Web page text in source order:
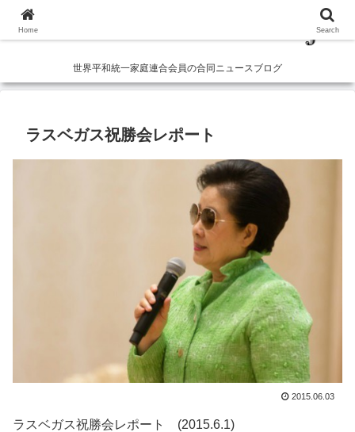
世界平和統一家庭連合会員の合同ニュースブログ
ラスベガス祝勝会レポート
2015.06.03
ラスベガス祝勝会レポート (2015.6.1)
Home Search